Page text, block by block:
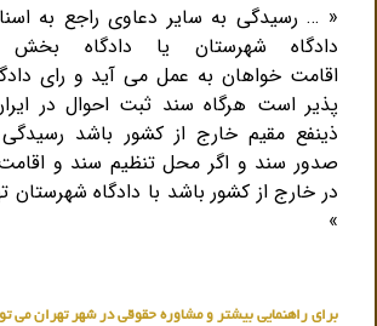
« … رسیدگی به سایر دعاوی راجع به
دادگاه شهرستان یا دادگاه
اقامت خواهان به عمل می آید و رای
پذیر است هرگاه سند ثبت احوال در
ذینفع مقیم خارج از کشور باشد
صدور سند و اگر محل تنظیم سند و
در خارج از کشور باشد با دادگاه شهرستان
»
برای راهنمایی بیشتر و مشاوره حقوقی در شهر تهران می